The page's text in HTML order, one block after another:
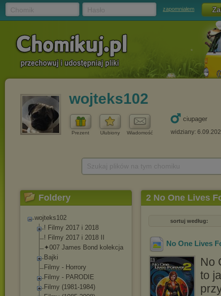
zapomniałem
wojteks102
Prezent Ulubiony Wiadomość
ciupager
widziany:
Foldery
wojteks102
! Filmy 2017 i 2018
! Filmy 2017 i 2018 II
✦007 James Bond kolekcja
Bajki
Filmy - Horrory
Filmy - PARODIE
Filmy (1981-1984)
2 No One Lives
sortuj według:
No One Lives
No
to